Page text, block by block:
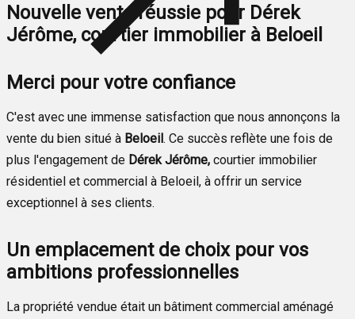
Nouvelle vente réussie pour Dérek
Jérôme, courtier immobilier à Beloeil
Merci pour votre confiance
C'est avec une immense satisfaction que nous annonçons la
vente du bien situé à Beloeil. Ce succès reflète une fois de
plus l'engagement de Dérek Jérôme, courtier immobilier
résidentiel et commercial à Beloeil, à offrir un service
exceptionnel à ses clients.
Un emplacement de choix pour vos
ambitions professionnelles
La propriété vendue était un bâtiment commercial aménagé